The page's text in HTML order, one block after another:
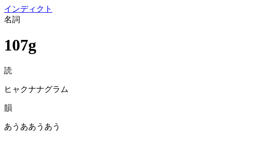
インディクト
名詞
107g
読
ヒャクナナグラム
韻
あうああうあう